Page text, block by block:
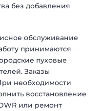
без добавления
обслуживание
принимаются
пуховые
Заказы
необходимости
восстановление
или ремонт